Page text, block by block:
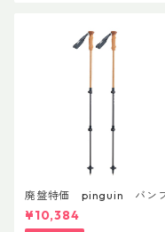
廃盤特価 pinguin バン
FLフォーム(ペア)
¥10,384